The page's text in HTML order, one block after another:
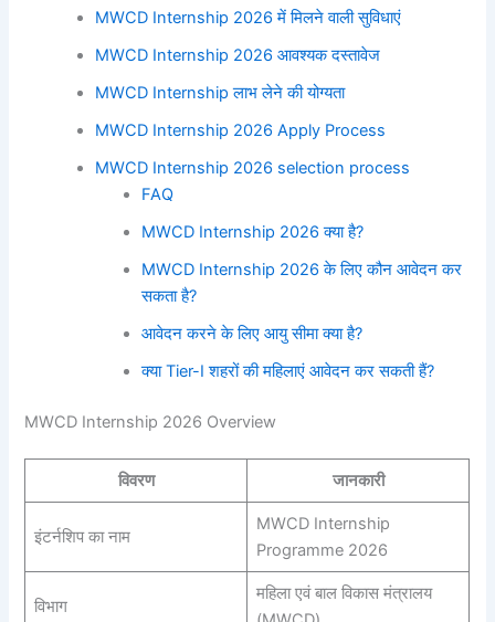
MWCD Internship 2026 में मिलने वाली सुविधाएं
MWCD Internship 2026 आवश्यक दस्तावेज
MWCD Internship लाभ लेने की योग्यता
MWCD Internship 2026 Apply Process
MWCD Internship 2026 selection process
FAQ
MWCD Internship 2026 क्या है?
MWCD Internship 2026 के लिए कौन आवेदन कर
सकता है?
आवेदन करने के लिए आयु सीमा क्या है?
क्या Tier-I शहरों की महिलाएं आवेदन कर सकती हैं?
MWCD Internship 2026 Overview
विवरण जानकारी
इंटर्नशिप का नाम
MWCD Internship
Programme 2026
विभाग
महिला एवं बाल विकास मंत्रालय